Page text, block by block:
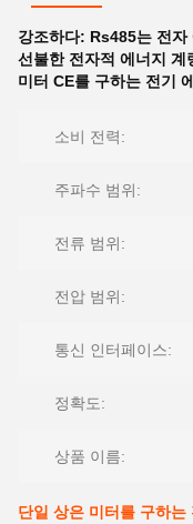
강조하다: Rs485는 전자
선불한 전자적 에너지 계
미터 CE를 구하는 전기
소비 전력:
주파수 범위:
전류 범위:
전압 범위:
통신 인터페이스:
정확도:
상품 이름:
단일 상은 미터를 구하는